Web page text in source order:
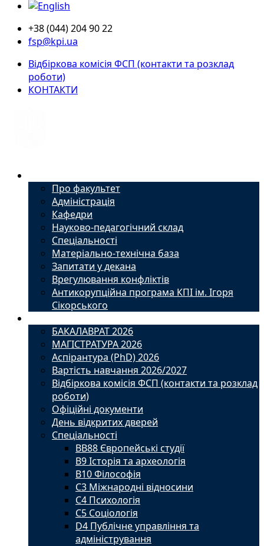
+38 (044) 204 90 22
fsp@kpi.ua
Відбіркова комісія ФСП (контакти та розклад
роботи)
КОНТАКТИ
Про факультет
Адміністрація
Кафедри
Науково-педагогічний склад
Спеціальності
Матеріально-технічна база
Запитати у декана
Врегулювання конфліктів
Антикорупційна програма КПІ ім. Ігоря
Сікорського
БАКАЛАВРАТ 2026
МАГІСТРАТУРА 2026
Аспірантура (PhD) 2026
Вартість навчання 2026/2027
Відбіркова комісія ФСП (контакти та розклад
роботи)
Офіційні документи
День відкритих дверей
Спеціальності
BВ88 Європейські студії
B9 Історія та археологія
B10 Філософія
C3 Міжнародні відносини
C4 Психологія
С5 Соціологія
D4 Публічне управління та
адміністрування